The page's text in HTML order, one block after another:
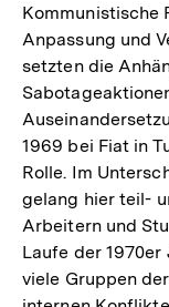
Kommunistische
Anpassung und
setzten die
1969 bei Fiat in
Rolle. Im
gelang hier teil-
Arbeitern und
Laufe der
viele Gruppen